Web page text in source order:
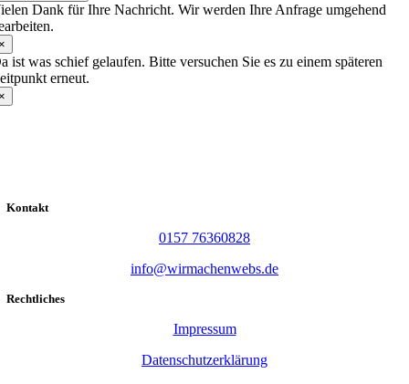
Dank für Ihre Nachricht. Wir werden Ihre Anfrage umgehend
ist was schief gelaufen. Bitte versuchen Sie es zu einem späteren
erneut.
Kontakt
0157 76360828
info@wirmachenwebs.de
Rechtliches
Impressum
Datenschutzerklärung